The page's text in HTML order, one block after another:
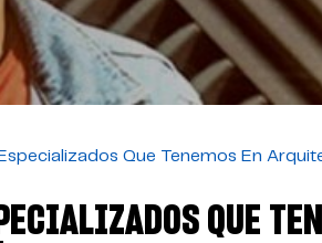
Que Tenemos En
QUE